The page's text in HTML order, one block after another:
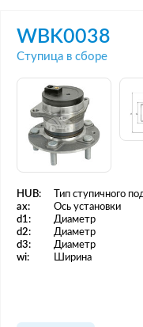
WBK0038
Ступица в сборе
HUB: Тип ступичного
ax:
Ось установки
d1:
Диаметр
d2:
Диаметр
d3:
Диаметр
wi:
Ширина